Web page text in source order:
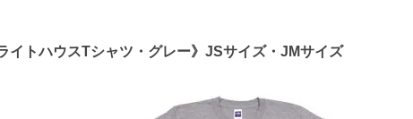
イトハウスTシャツ・グレー》JSサイズ・JMサイズ